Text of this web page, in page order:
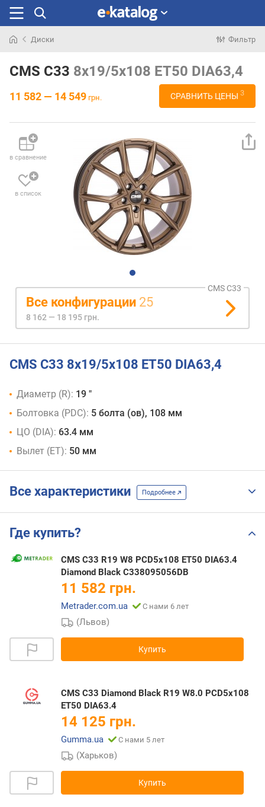
раньше
Диски Фильтр
CMS C33 8x19/5x108 ET50 DIA63,4
11 582 — 14 549 грн. СРАВНИТЬ ЦЕНЫ 3
в сравнение
в список
CMS C33
Все конфигурации 25
8 162 — 18 195 грн.
CMS C33 8x19/5x108 ET50 DIA63,4
Диаметр (R): 19 "
Болтовка (PDC): 5 болта (ов), 108 мм
ЦО (DIA): 63.4 мм
Вылет (ET): 50 мм
Все характеристики Подробнее
Где купить?
CMS C33 R19 W8 PCD5x108 ET50 DIA63.4
Diamond Black C338095056DB
11 582 грн.
Metrader.com.ua С нами 6 лет
(Львов)
Купить
CMS C33 Diamond Black R19 W8.0 PCD5x108
ET50 DIA63.4
14 125 грн.
Gumma.ua С нами 5 лет
(Харьков)
Купить